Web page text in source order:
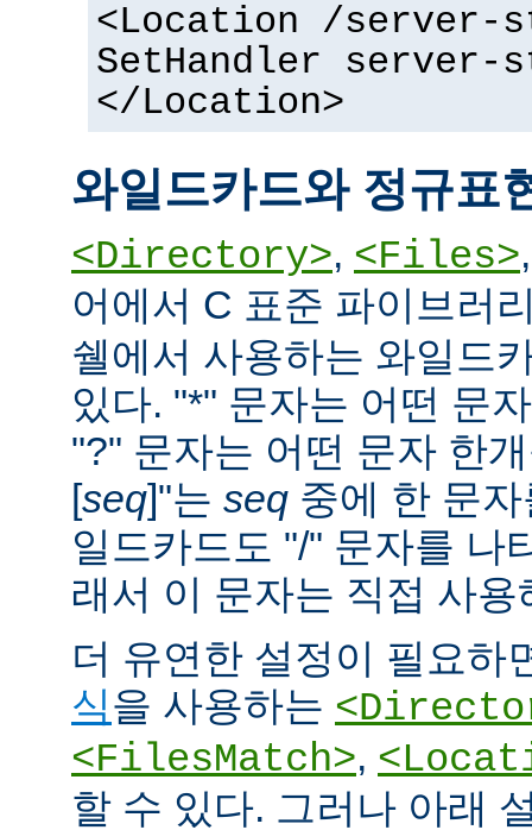
<Location /server-
SetHandler server-
</Location>
와일드카드와 정규표
<Directory>, <Files>
어에서 C 표준 파이브러
쉘에서 사용하는 와일드
있다. "*" 문자는 어떤 문
"?" 문자는 어떤 문자 한
[seq]"는 seq 중에 한 문
일드카드도 "/" 문자를 나
래서 이 문자는 직접 사용
더 유연한 설정이 필요하
식을 사용하는
<FilesMatch>,
할 수 있다. 그러나 아래